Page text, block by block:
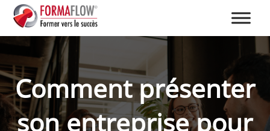
Comment présenter
son entreprise pour